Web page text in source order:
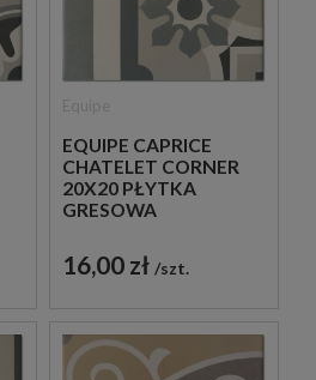
EQUIPE CAPRICE
CHATELET CORNER
20X20 PŁYTKA
GRESOWA
16,00 zł szt.